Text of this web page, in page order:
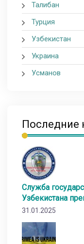
Талибан
Турция
Узбекистан
Украина
Усманов
Последние
Служба
Узбекистана
31.01.2025